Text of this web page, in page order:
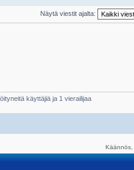
Näytä viestit ajalta:
käyttäjiä ja 1 vierailijaa